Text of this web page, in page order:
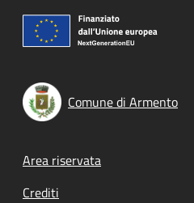
Comune di Armento
Footer menu
Area riservata
Crediti